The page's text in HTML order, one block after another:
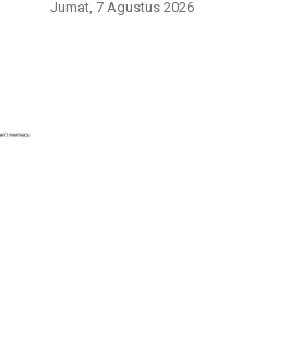
Jumat, 7 Agustus 2026